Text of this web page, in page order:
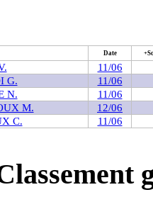
Date
11/06
G.
11/06
N.
11/06
M.
12/06
C. 11/06